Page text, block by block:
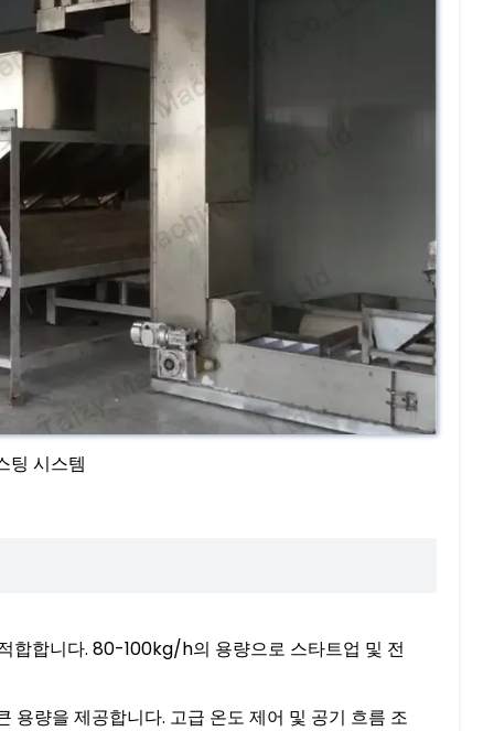
팅 시스템
합합니다. 80-100kg/h의 용량으로 스타트업 및 전
량을 제공합니다. 고급 온도 제어 및 공기 흐름 조